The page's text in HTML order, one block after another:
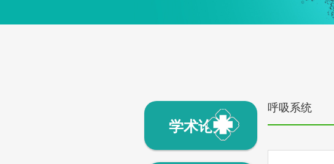
学术论文
呼吸系统